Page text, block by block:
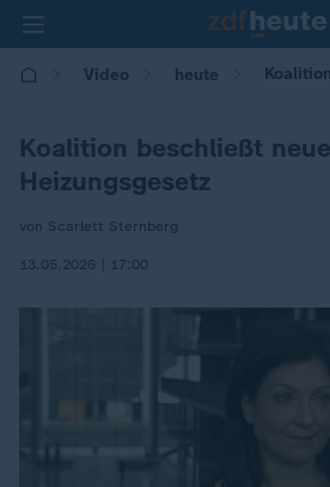
Video heute
Koalition beschließt
Heizungsgesetz
von Scarlett Sternberg
13.05.2026 | 17:00